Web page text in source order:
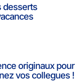
desserts
originaux pour
vos collegues !